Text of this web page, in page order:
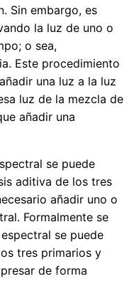
Sin embargo, es
la luz de uno o
o sea,
Este procedimiento
una luz a la luz
luz de la mezcla de
añadir una
se puede
aditiva de los tres
añadir uno o
Formalmente se
se puede
tres primarios y
de forma